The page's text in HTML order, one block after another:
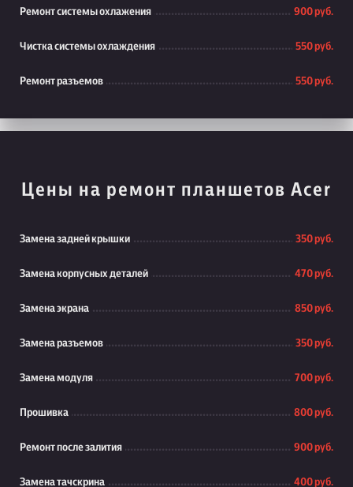
Ремонт системы охлажения 900 руб.
Чистка системы охлаждения 550 руб.
Ремонт разъемов 550 руб.
Цены на ремонт планшетов Acer
Замена задней крышки 350 руб.
Замена корпусных деталей 470 руб.
Замена экрана 850 руб.
Замена разъемов 350 руб.
Замена модуля 700 руб.
Прошивка 800 руб.
Ремонт после залития 900 руб.
Замена тачскрина 400 руб.